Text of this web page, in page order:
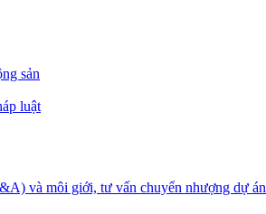
sản
luật
và môi giới, tư vấn chuyển nhượng dự án